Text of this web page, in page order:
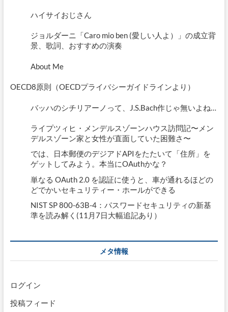
ハイサイおじさん
ジョルダーニ「Caro mio ben (愛しい人よ）」の成立背
景、歌詞、おすすめの演奏
About Me
OECD8原則（OECDプライバシーガイドラインより）
バッハのシチリアーノって、J.S.Bach作じゃ無いよね…
ライプツィヒ・メンデルスゾーンハウス訪問記〜メン
デルスゾーン家と女性が直面していた困難さ〜
では、日本郵便のデジアドAPIをたたいて「住所」を
ゲットしてみよう。本当にOAuthかな？
単なる OAuth 2.0 を認証に使うと、車が通れるほどの
どでかいセキュリティー・ホールができる
NIST SP 800-63B-4：パスワードセキュリティの新基
準を読み解く(11月7日大幅追記あり）
メタ情報
ログイン
投稿フィード